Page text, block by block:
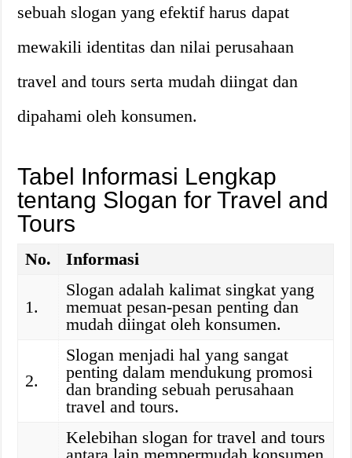
sebuah slogan yang efektif harus dapat
mewakili identitas dan nilai perusahaan
travel and tours serta mudah diingat dan
dipahami oleh konsumen.
Tabel Informasi Lengkap
tentang Slogan for Travel and
Tours
No. Informasi
1.
Slogan adalah kalimat singkat yang
memuat pesan-pesan penting dan
mudah diingat oleh konsumen.
2.
Slogan menjadi hal yang sangat
penting dalam mendukung promosi
dan branding sebuah perusahaan
travel and tours.
Kelebihan slogan for travel and tours